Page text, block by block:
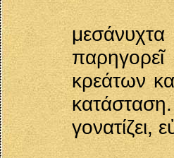
κρεάτων
γονατίζει,